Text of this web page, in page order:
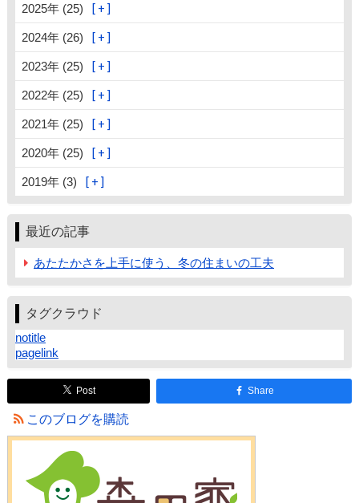
2025年 (25)
2024年 (26)
2023年 (25)
2022年 (25)
2021年 (25)
2020年 (25)
2019年 (3)
最近の記事
あたたかさを上手に使う、冬の住まいの工夫
タグクラウド
notitle
pagelink
Post Share
このブログを購読